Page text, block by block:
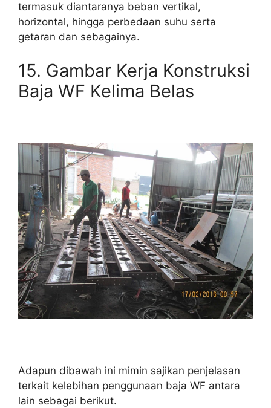
termasuk diantaranya beban vertikal,
horizontal, hingga perbedaan suhu serta
getaran dan sebagainya.
15. Gambar Kerja Konstruksi
Baja WF Kelima Belas
Adapun dibawah ini mimin sajikan penjelasan
terkait kelebihan penggunaan baja WF antara
lain sebagai berikut.